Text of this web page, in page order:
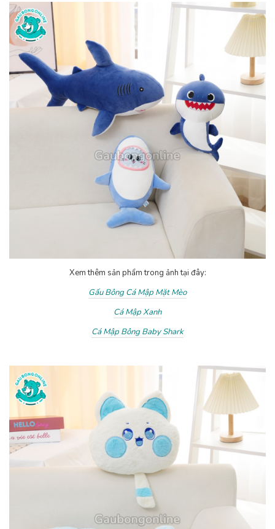
Xem thêm sản phẩm trong ảnh tại đây:
Gấu Bông Cá Mập Mặt Mèo
Cá Mập Xanh
Cá Mập Bông Baby Shark